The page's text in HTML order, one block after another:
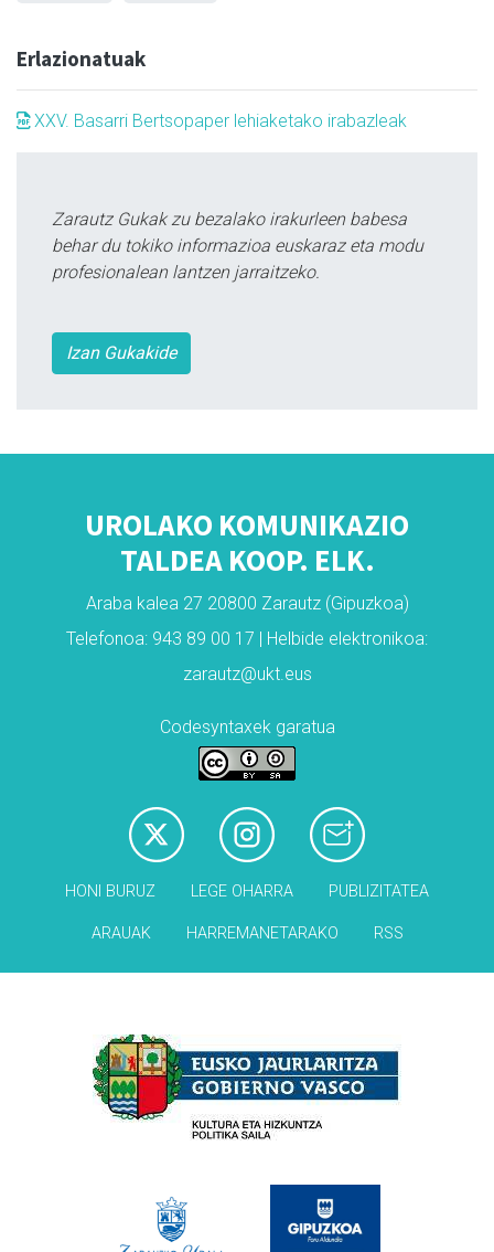
Erlazionatuak
XXV. Basarri Bertsopaper lehiaketako irabazleak
Zarautz Gukak zu bezalako irakurleen babesa
behar du tokiko informazioa euskaraz eta modu
profesionalean lantzen jarraitzeko.
Izan Gukakide
UROLAKO KOMUNIKAZIO
TALDEA KOOP. ELK.
Araba kalea 27 20800 Zarautz (Gipuzkoa)
Telefonoa: 943 89 00 17 | Helbide elektronikoa:
zarautz@ukt.eus
Codesyntaxek garatua
HONI BURUZ LEGE OHARRA PUBLIZITATEA
ARAUAK HARREMANETARAKO RSS